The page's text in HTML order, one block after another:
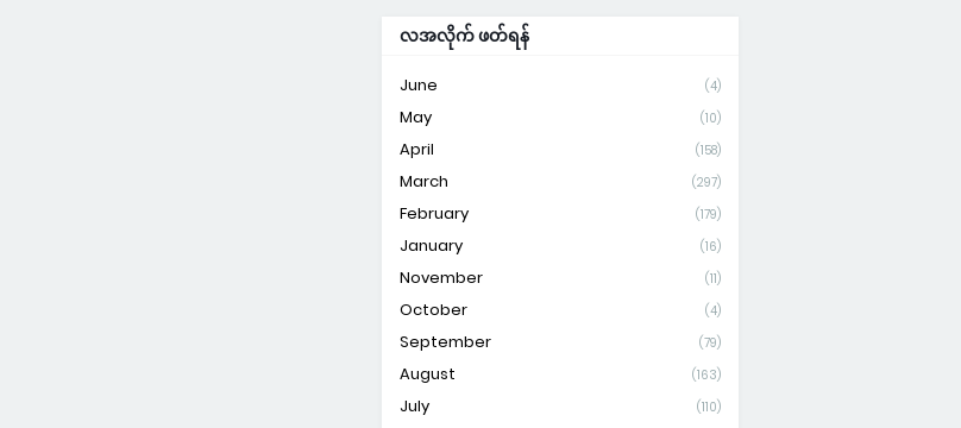
လအလိုက် ဖတ်ရန်
June (4)
May (10)
April (158)
March (297)
February (179)
January (16)
November (11)
October (4)
September (79)
August (163)
July (110)